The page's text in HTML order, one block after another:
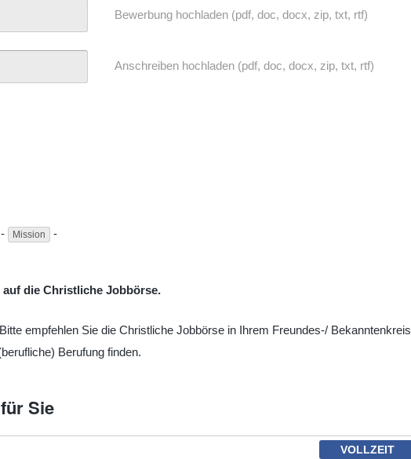
Bewerbung hochladen (pdf, doc, docx, zip, txt, rtf)
Anschreiben hochladen (pdf, doc, docx, zip, txt, rtf)
- Mission -
die Christliche Jobbörse.
empfehlen Sie die Christliche Jobbörse in Ihrem Freundes-/ Bekanntenkreis
Berufung finden.
Sie
VOLLZEIT